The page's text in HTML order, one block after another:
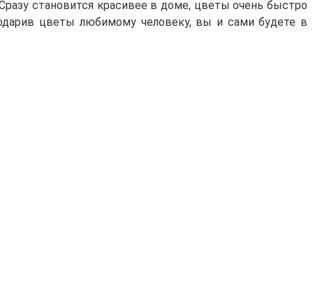
становится красивее в доме, цветы очень быстро
цветы любимому человеку, вы и сами будете в